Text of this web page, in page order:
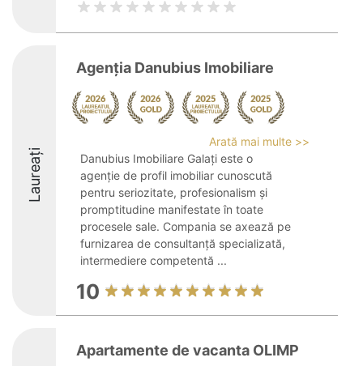
Laureați
Agenția Danubius Imobiliare
Arată mai multe >>
Danubius Imobiliare Galați este o
agenție de profil imobiliar cunoscută
pentru seriozitate, profesionalism și
promptitudine manifestate în toate
procesele sale. Compania se axează pe
furnizarea de consultanță specializată,
intermediere competentă ...
10
Apartamente de vacanta OLIMP